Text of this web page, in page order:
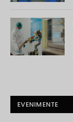
EVENIMENTE